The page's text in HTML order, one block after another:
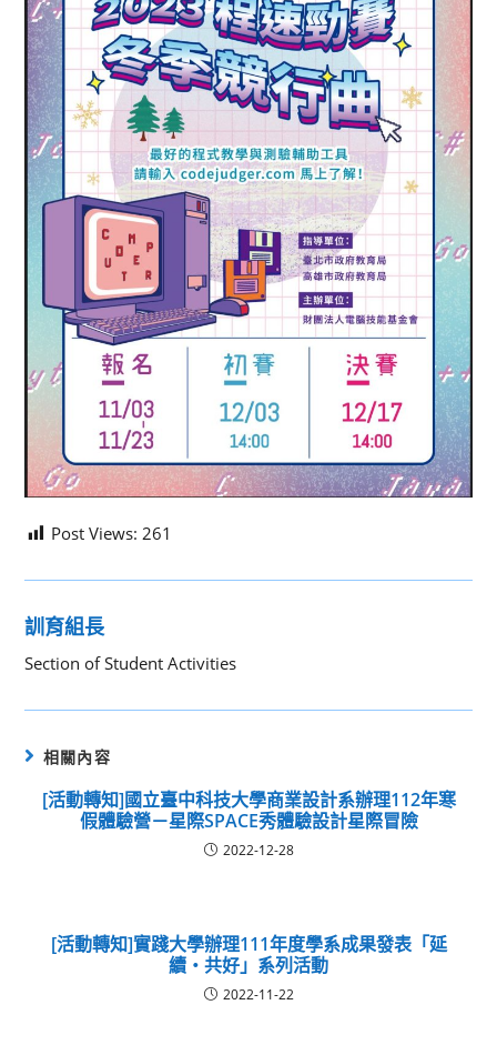
Post Views: 261
訓育組長
Section of Student Activities
相關內容
[活動轉知]國立臺中科技大學商業設計系辦理112年寒
假體驗營－星際SPACE秀體驗設計星際冒險
2022-12-28
[活動轉知]實踐大學辦理111年度學系成果發表「延
續‧共好」系列活動
2022-11-22